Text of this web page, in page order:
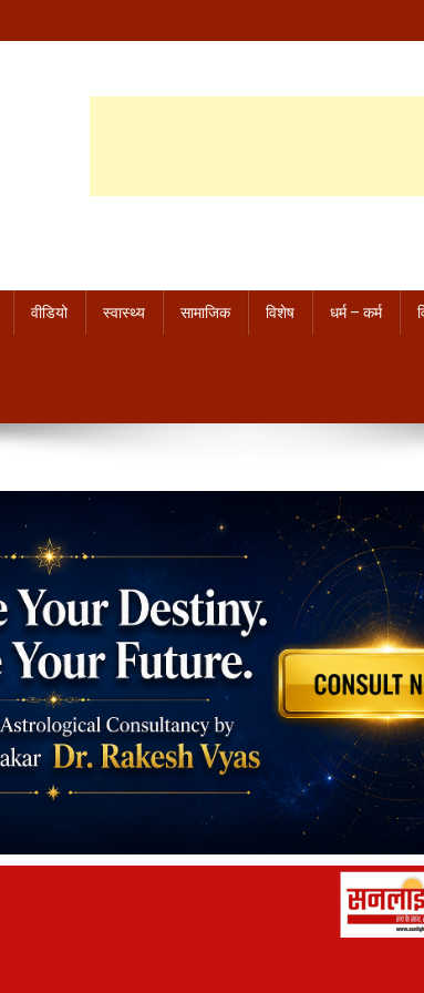
वीडियो स्वास्थ्य सामाजिक विशेष धर्म – कर्म